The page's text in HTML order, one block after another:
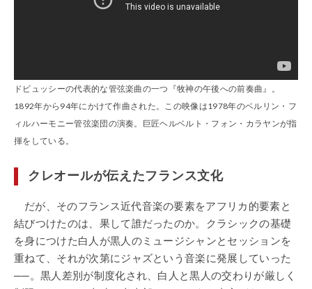
ドビュッシーの代表的な管弦楽曲の一つ『牧神の午後への前奏曲』。
1892年から94年にかけて作曲された。この映像は1978年のベルリン・フ
ィルハーモニー管弦楽団の演奏。巨匠ヘルベルト・フォン・カラヤンが指
揮をしている。
クレオールが伝えたフランス文化
だが、そのフランス近代音楽の要素をアフリカ的要素と
結びつけたのは、果して誰だったのか。クラシックの基礎
を身につけた白人が黒人のミュージシャンとセッションを
重ねて、それが次第にジャズという音楽に発展していった
──。黒人差別が制度化され、白人と黒人の交わりが厳しく